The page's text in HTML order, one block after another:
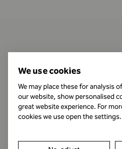
Öffnungszeiten
We use cookies
We may place these for analysis
our website, show personalised
great website experience. For
cookies we use open the settings.